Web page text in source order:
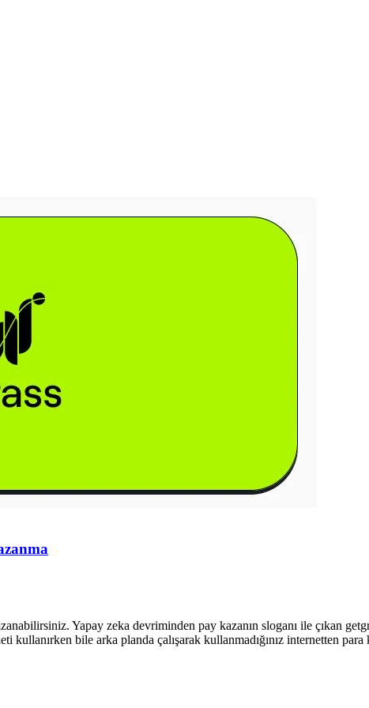
Yapay zeka devriminden pay kazanın sloganı ile çıkan
kullanırken bile arka planda çalışarak kullanmadığınız internetten